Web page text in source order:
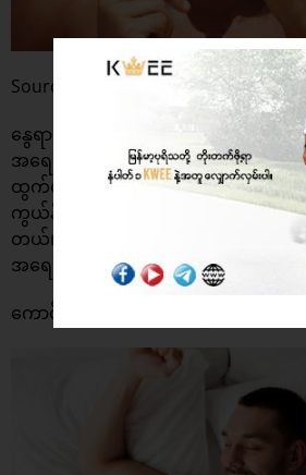
Source : HealthBuffet
နွေရာသီမှာ ခန္ဓာကိုယ်ကျန်းမာရေးကို
အရေးပြားကျန်းမာရေးကလည်း မေ့မထ
ထွက်တော့မယ်ဆိုရင် ကိုယ်ရဲ့ အသားရေကို
ကွယ်နိုင်စေဖို့ UV ပါတဲ့နေလောင်ကာခရမ်
တယ်။ဒါမှလည်း အသားအရေးပျက်စီးမှု
အရေးပြားဆိုင်ရာပြဿနာတွေမှကင်းဝေး
ကောင်းစွာအိပ်စက်အနားယူပါ